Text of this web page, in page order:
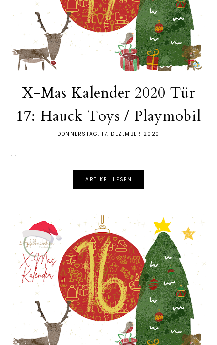
X-Mas Kalender 2020 Tür
17: Hauck Toys / Playmobil
DONNERSTAG, 17. DEZEMBER 2020
...
ARTIKEL LESEN